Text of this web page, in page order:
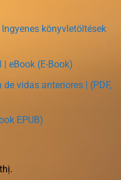
könyvletöltések
eBook (E-Book)
vidas anteriores | (PDF,
EPUB)